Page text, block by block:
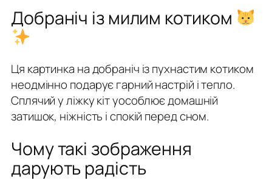
Добраніч із милим котиком
Ця картинка на добраніч із пухнастим котиком
неодмінно подарує гарний настрій і тепло.
Сплячий у ліжку кіт уособлює домашній
затишок, ніжність і спокій перед сном.
Чому такі зображення
дарують радість